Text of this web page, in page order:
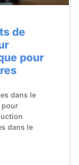
de
pour
dans le
pour
dans le